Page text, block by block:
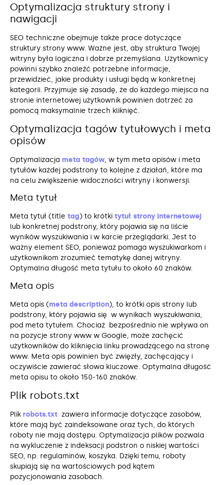
Optymalizacja struktury strony i
nawigacji
SEO techniczne obejmuje także prace dotyczące
struktury strony www. Ważne jest, aby struktura Twojej
witryny była logiczna i dobrze przemyślana. Użytkownicy
powinni szybko znaleźć potrzebne informacje,
przewidzieć, jakie produkty i usługi będą w konkretnej
kategorii. Przyjmuje się zasadę, że do każdego miejsca na
stronie internetowej użytkownik powinien dotrzeć za
pomocą maksymalnie trzech kliknięć.
Optymalizacja tagów tytułowych i meta
opisów
Optymalizacja meta tagów, w tym meta opisów i meta
tytułów każdej podstrony to kolejne z działań, które ma
na celu zwiększenie widoczności witryny i konwersji.
Meta tytuł
Meta tytuł (title tag) to krótki tytuł strony internetowej
lub konkretnej podstrony, który pojawia się na liście
wyników wyszukiwania i w karcie przeglądarki. Jest to
ważny element SEO, ponieważ pomaga wyszukiwarkom i
użytkownikom zrozumieć tematykę danej witryny.
Optymalna długość meta tytułu to około 60 znaków.
Meta opis
Meta opis (meta description), to krótki opis strony lub
podstrony, który pojawia się w wynikach wyszukiwania,
pod meta tytułem. Chociaż bezpośrednio nie wpływa on
na pozycje strony www w Google, może zachęcić
użytkowników do kliknięcia linku prowadzącego na stronę
www. Meta opis powinien być zwięzły, zachęcający i
oczywiście zawierać słowa kluczowe. Optymalna długość
meta opisu to około 150-160 znaków.
Plik robots.txt
Plik robots.txt zawiera informacje dotyczące zasobów,
które mają być zaindeksowane oraz tych, do których
roboty nie mają dostępu. Optymalizacja plików pozwala
na wykluczenie z indeksacji podstron o niskiej wartości
SEO, np. regulaminów, koszyka. Dzięki temu, roboty
skupiają się na wartościowych pod kątem
pozycjonowania zasobach.